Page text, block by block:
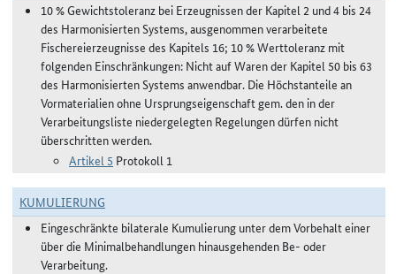
10 % Gewichtstoleranz bei Erzeugnissen der Kapitel 2 und 4 bis 24
des Harmonisierten Systems, ausgenommen verarbeitete
Fischereierzeugnisse des Kapitels 16; 10 % Werttoleranz mit
folgenden Einschränkungen: Nicht auf Waren der Kapitel 50 bis 63
des Harmonisierten Systems anwendbar. Die Höchstanteile an
Vormaterialien ohne Ursprungseigenschaft gem. den in der
Verarbeitungsliste niedergelegten Regelungen dürfen nicht
überschritten werden.
Artikel 5 Protokoll 1
KUMULIERUNG
Eingeschränkte bilaterale Kumulierung unter dem Vorbehalt einer
über die Minimalbehandlungen hinausgehenden Be- oder
Verarbeitung.